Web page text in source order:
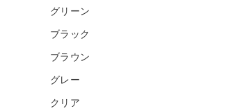
グリーン
ブラック
ブラウン
グレー
クリア